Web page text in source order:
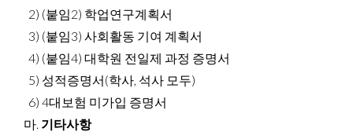
2) (붙임2) 학업연구계획서
3) (붙임3) 사회활동 기여 계획서
4) (붙임4) 대학원 전일제 과정 증명서
5) 성적증명서(학사, 석사 모두)
6) 4대보험 미가입 증명서
마. 기타사항